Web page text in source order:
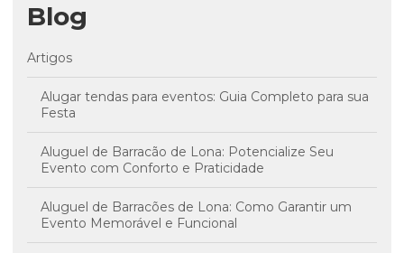
Blog
Artigos
Alugar tendas para eventos: Guia Completo para sua
Festa
Aluguel de Barracão de Lona: Potencialize Seu
Evento com Conforto e Praticidade
Aluguel de Barracões de Lona: Como Garantir um
Evento Memorável e Funcional